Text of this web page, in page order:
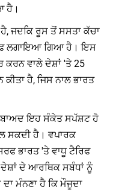
ਹੈ।
ਜਦਕਿ ਰੂਸ ਤੋਂ ਸਸਤਾ ਕੱਚਾ
ਲਗਾਇਆ ਗਿਆ ਹੈ। ਇਸ
ਕਰਨ ਵਾਲੇ ਦੇਸ਼ਾਂ 'ਤੇ 25
ਹੈ, ਜਿਸ ਨਾਲ ਭਾਰਤ
ਬਾਅਦ ਇਹ ਸੰਕੇਤ ਸਪੱਸ਼ਟ ਹੋ
ਸਕਦੀ ਹੈ। ਵਪਾਰਕ
ਭਾਰਤ 'ਤੇ ਵਾਧੂ ਟੈਰਿਫ
ਦੇਸ਼ਾਂ ਦੇ ਆਰਥਿਕ ਸਬੰਧਾਂ ਨੂੰ
ਦਾ ਮੰਨਣਾ ਹੈ ਕਿ ਮੌਜੂਦਾ